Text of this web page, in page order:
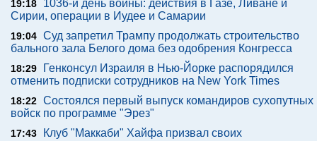
19:18
1036-й день войны: действия в Газе, Ливане и
Сирии, операции в Иудее и Самарии
19:04 Суд запретил Трампу продолжать строительство
бального зала Белого дома без одобрения Конгресса
18:29
Генконсул Израиля в Нью-Йорке распорядился
отменить подписки сотрудников на New York Times
18:22 Состоялся первый выпуск командиров сухопутных
войск по программе "Эрез"
17:43
Клуб "Маккаби" Хайфа призвал своих